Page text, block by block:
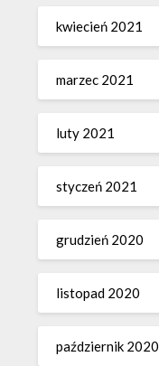
kwiecień 2021
marzec 2021
luty 2021
styczeń 2021
grudzień 2020
listopad 2020
październik 2020